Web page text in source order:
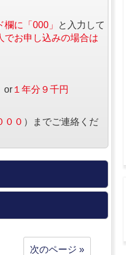
に「000」
と入力して
でお申し込みの場合は
or １年分９千円
００ ）までご連絡くだ
次のページ »